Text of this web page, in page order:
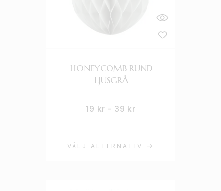
VÄLJ ALTERNATIV
HONEYCOMB RUND
LJUSGRÅ
19 kr – 39 kr